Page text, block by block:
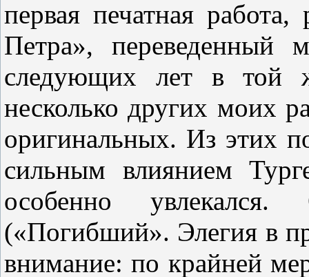
первая печатная
Петра», переведенный
следующих лет в той
несколько других моих
оригинальных. Из этих
сильным влиянием
особенно
(«Погибший». Элегия в
внимание: по крайней